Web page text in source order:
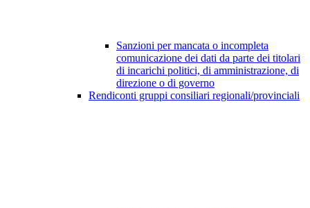
Sanzioni per mancata o incompleta
comunicazione dei dati da parte dei titolari
di incarichi politici, di amministrazione, di
direzione o di governo
Rendiconti gruppi consiliari regionali/provinciali